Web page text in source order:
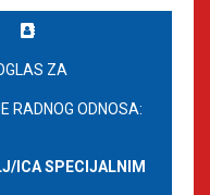
ZA
RADNOG ODNOSA:
ICA SPECIJALNIM